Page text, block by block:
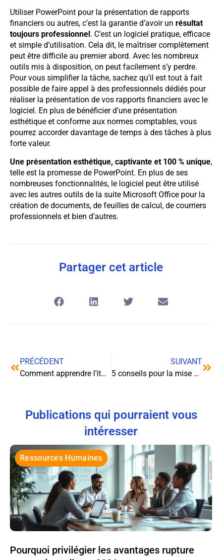
Utiliser PowerPoint pour la présentation de rapports
financiers ou autres, c’est la garantie d’avoir un résultat
toujours professionnel . C’est un logiciel pratique, efficace
et simple d’utilisation. Cela dit, le maîtriser complètement
peut être difficile au premier abord. Avec les nombreux
outils mis à disposition, on peut facilement s’y perdre.
Pour vous simplifier la tâche, sachez qu’il est tout à fait
possible de faire appel à des professionnels dédiés pour
réaliser la présentation de vos rapports financiers avec le
logiciel. En plus de bénéficier d’une présentation
esthétique et conforme aux normes comptables, vous
pourrez accorder davantage de temps à des tâches à plus
forte valeur.
Une présentation esthétique, captivante et 100 % unique,
telle est la promesse de PowerPoint. En plus de ses
nombreuses fonctionnalités, le logiciel peut être utilisé
avec les autres outils de la suite Microsoft Office pour la
création de documents, de feuilles de calcul, de courriers
professionnels et bien d’autres.
Partager cet article
PRÉCÉDENT
Comment apprendre l’italien ?
SUIVANT
5 conseils pour la mise en œuvre des mesures compensatoires de sécurité incendie
Publications qui pourraient vous
intéresser
Ressources Humaines
Pourquoi privilégier les avantages rupture